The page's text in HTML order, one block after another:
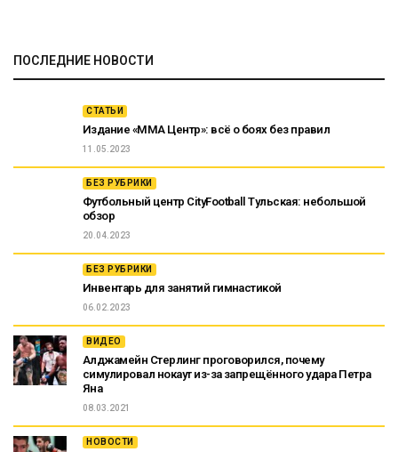
ПОСЛЕДНИЕ НОВОСТИ
СТАТЬИ
Издание «ММА Центр»: всё о боях без правил
11.05.2023
БЕЗ РУБРИКИ
Футбольный центр CityFootball Тульская: небольшой
обзор
20.04.2023
БЕЗ РУБРИКИ
Инвентарь для занятий гимнастикой
06.02.2023
ВИДЕО
Алджамейн Стерлинг проговорился, почему
симулировал нокаут из-за запрещённого удара Петра
Яна
08.03.2021
НОВОСТИ